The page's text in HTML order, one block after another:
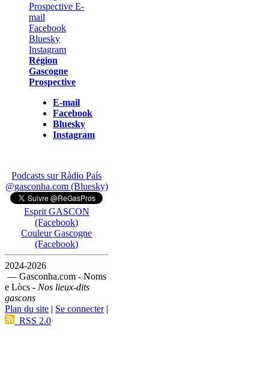
Région
Gascogne
Prospective
E-mail
Facebook
Bluesky
Instagram
Podcasts sur Ràdio País
@gasconha.com (Bluesky)
Esprit GASCON
(Facebook)
Couleur Gascogne
(Facebook)
2024-2026
— Gasconha.com - Noms
e Lòcs - Nos lieux-dits
gascons
Plan du site | Se connecter|
RSS 2.0